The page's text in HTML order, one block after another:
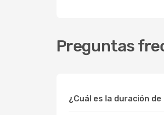
Preguntas
¿Cuál es la duración